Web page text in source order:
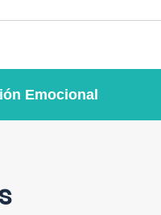
Emocional